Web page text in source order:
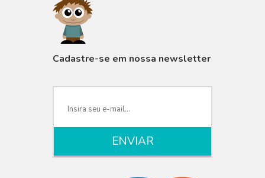
Cadastre-se em nossa newsletter